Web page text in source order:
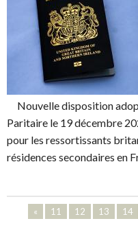
Nouvelle disposition adopté par la Commission Mixte
Paritaire le 19 décembre
pour les ressortissants
résidences secondaires en
« 11 12 13 14